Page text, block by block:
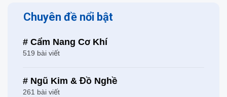
Chuyên đề nổi bật
# Cẩm Nang Cơ Khí
519 bài viết
# Ngũ Kim & Đồ Nghề
261 bài viết